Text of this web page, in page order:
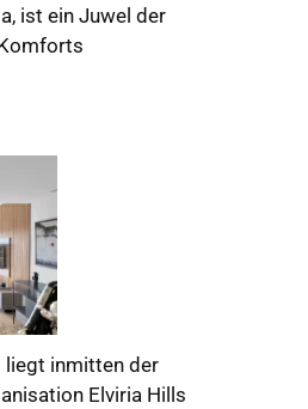
ist ein Juwel der
liegt inmitten der
Elviria Hills